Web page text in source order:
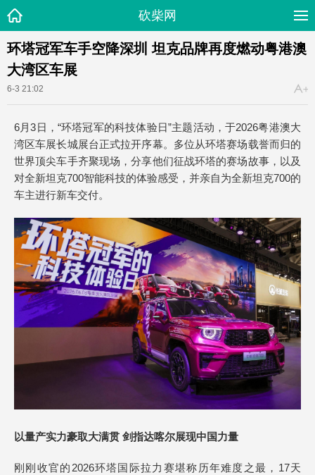
砍柴网
环塔冠军车手空降深圳 坦克品牌再度燃动粤港澳
大湾区车展
6-3 21:02
6月3日，“环塔冠军的科技体验日”主题活动，于2026粤港澳大
湾区车展长城展台正式拉开序幕。多位从环塔赛场载誉而归的
世界顶尖车手齐聚现场，分享他们征战环塔的赛场故事，以及
对全新坦克700智能科技的体验感受，并亲自为全新坦克700的
车主进行新车交付。
以量产实力豪取大满贯 剑指达喀尔展现中国力量
刚刚收官的2026环塔国际拉力赛堪称历年难度之最，17天